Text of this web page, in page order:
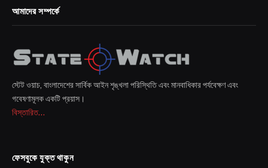
আমাদের সম্পর্কে
স্টেট ওয়াচ, বাংলাদেশের সার্বিক আইন শৃঙ্খলা পরিস্থিতি এবং মানবাধিকার পর্যবেক্ষণ এবং
গবেষণামূলক একটি প্রয়াস।
বিস্তারিত...
ফেসবুকে যুক্ত থাকুন